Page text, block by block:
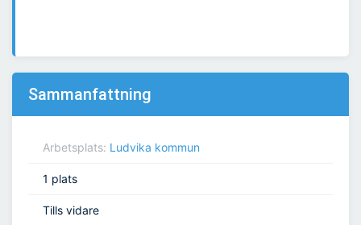
Sammanfattning
Arbetsplats: Ludvika kommun
1 plats
Tills vidare